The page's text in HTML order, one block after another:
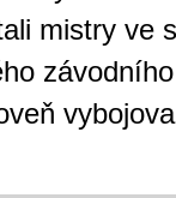
mistry ve
V
nabídku her
pravidelné